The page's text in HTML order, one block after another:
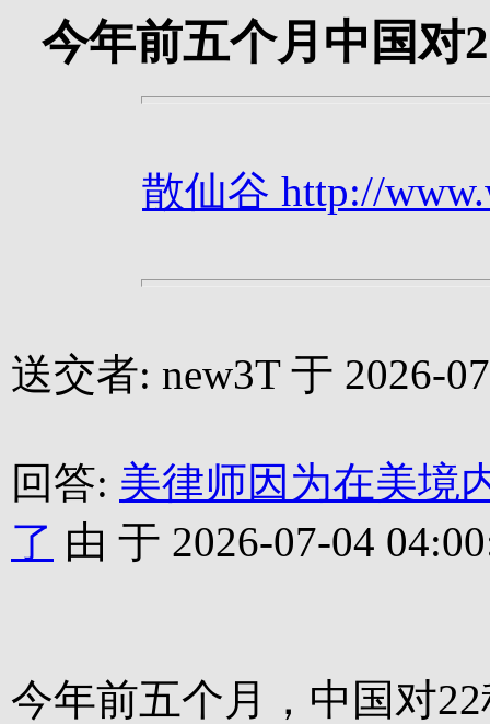
今年前五个月中国对
散仙谷 http://
送交者: new3T 于 2026-
回答: 美律师因为在美境
了 由 于 2026-07-04
今年前五个月，中国对